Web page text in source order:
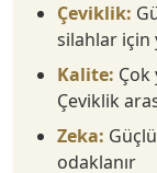
Çeviklik:
silahlar için
Kalite: Çok
Çeviklik
Zeka:
odaklanır